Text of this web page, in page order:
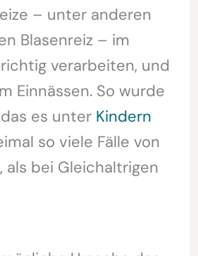
– unter anderen
Blasenreiz – im
verarbeiten, und
Einnässen. So wurde
es unter Kindern
so viele Fälle von
als bei Gleichaltrigen